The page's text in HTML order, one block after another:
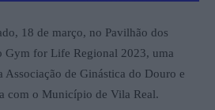
18 de março, no Pavilhão dos
Gym for Life Regional 2023, uma
Associação de Ginástica do Douro e
com o Município de Vila Real.